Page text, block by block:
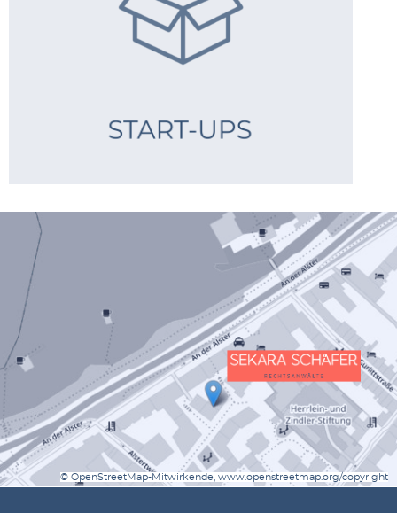
© OpenStreetMap-Mitwirkende, www.openstreetmap.org/copyright